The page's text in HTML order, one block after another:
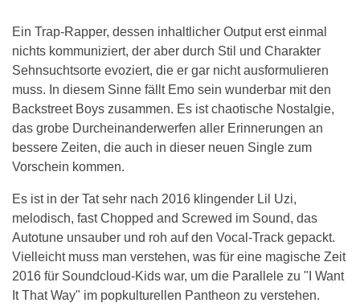
Ein Trap-Rapper, dessen inhaltlicher Output erst einmal
nichts kommuniziert, der aber durch Stil und Charakter
Sehnsuchtsorte evoziert, die er gar nicht ausformulieren
muss. In diesem Sinne fällt Emo sein wunderbar mit den
Backstreet Boys zusammen. Es ist chaotische Nostalgie,
das grobe Durcheinanderwerfen aller Erinnerungen an
bessere Zeiten, die auch in dieser neuen Single zum
Vorschein kommen.
Es ist in der Tat sehr nach 2016 klingender Lil Uzi,
melodisch, fast Chopped and Screwed im Sound, das
Autotune unsauber und roh auf den Vocal-Track gepackt.
Vielleicht muss man verstehen, was für eine magische Zeit
2016 für Soundcloud-Kids war, um die Parallele zu "I Want
It That Way" im popkulturellen Pantheon zu verstehen.